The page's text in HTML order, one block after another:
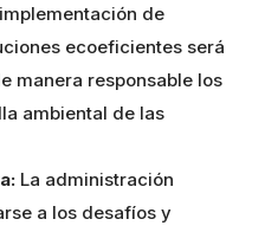
de
ecoeficientes será
manera responsable los
ambiental de las
La administración
a los desafíos y